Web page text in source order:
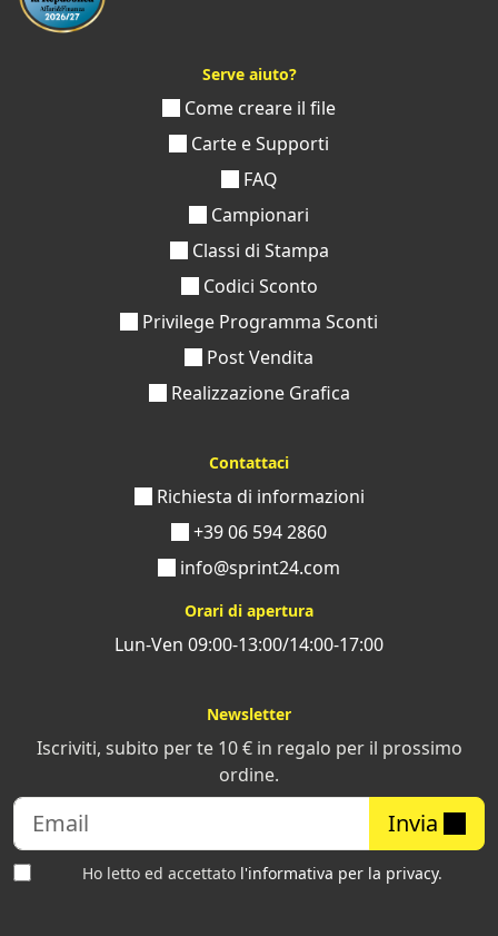
Serve aiuto?
Come creare il file
Carte e Supporti
FAQ
Campionari
Classi di Stampa
Codici Sconto
Privilege Programma Sconti
Post Vendita
Realizzazione Grafica
Contattaci
Richiesta di informazioni
+39 06 594 2860
info@sprint24.com
Orari di apertura
Lun-Ven 09:00-13:00/14:00-17:00
Newsletter
Iscriviti, subito per te 10 € in regalo per il prossimo
ordine.
Invia
Ho letto ed accettato l'informativa per la privacy.